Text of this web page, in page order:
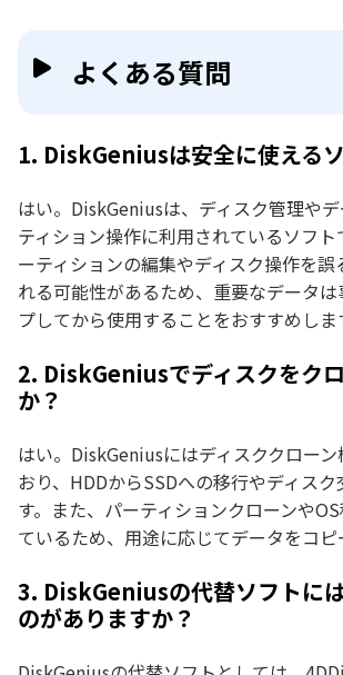
よくある質問
1. DiskGeniusは安全に使える
はい。DiskGeniusは、ディスク管理や
ティション操作に利用されているソフ
ーティションの編集やディスク操作を
れる可能性があるため、重要なデータ
プしてから使用することをおすすめしま
2. DiskGeniusでディスクをク
か？
はい。DiskGeniusにはディスククロー
おり、HDDからSSDへの移行やディス
す。また、パーティションクローンや
ているため、用途に応じてデータをコピ
3. DiskGeniusの代替ソフトに
のがありますか？